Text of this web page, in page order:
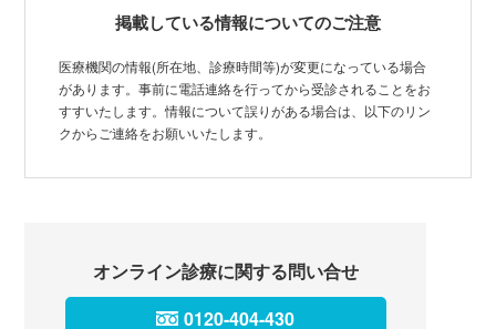
掲載している情報についてのご注意
医療機関の情報(所在地、診療時間等)が変更になっている場合
があります。事前に電話連絡を行ってから受診されることをお
すすいたします。情報について誤りがある場合は、以下のリン
クからご連絡をお願いいたします。
オンライン診療に関する問い合せ
0120-404-430